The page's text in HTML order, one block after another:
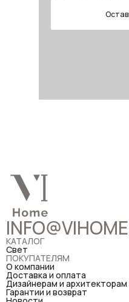
КАТАЛОГ
Свет
ПОКУПАТЕЛЯМ
О компании
Доставка и оплата
Дизайнерам и архитекторам
Гарантии и возврат